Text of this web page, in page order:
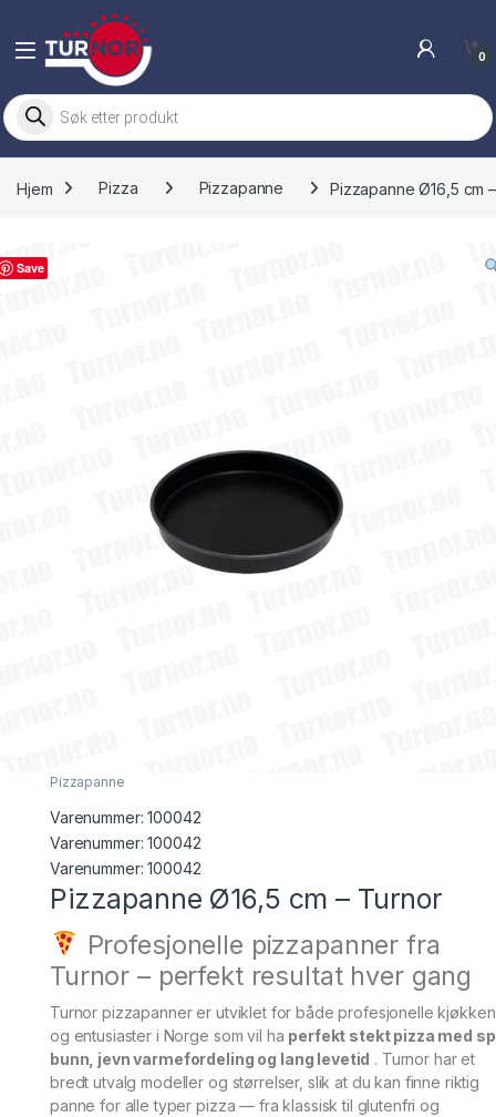
Skip to navigation
Skip to content
0
Products search
Hjem Pizza Pizzapanne Pizzapanne Ø16,5 cm
Save
Pizzapanne
Varenummer:100042
Varenummer: 100042
Varenummer:100042
Pizzapanne Ø16,5 cm – Turnor
Profesjonelle pizzapanner fra
Turnor – perfekt resultat hver gang
Turnor pizzapanner er utviklet for både profesjonelle kjøkken
og entusiaster i Norge som vil ha perfekt stekt pizza med
bunn, jevn varmefordeling og lang levetid . Turnor har et
bredt utvalg modeller og størrelser, slik at du kan finne riktig
panne for alle typer pizza — fra klassisk til glutenfri og